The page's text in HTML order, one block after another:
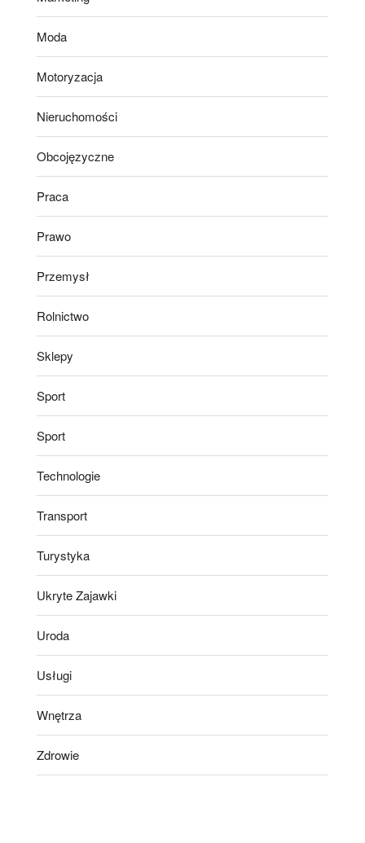
Moda
Motoryzacja
Nieruchomości
Obcojęzyczne
Praca
Prawo
Przemysł
Rolnictwo
Sklepy
Sport
Sport
Technologie
Transport
Turystyka
Ukryte Zajawki
Uroda
Usługi
Wnętrza
Zdrowie